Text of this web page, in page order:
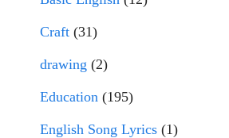
Craft (31)
drawing (2)
Education (195)
English Song Lyrics (1)